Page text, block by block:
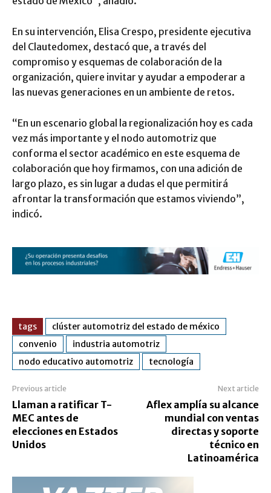
En su intervención, Elisa Crespo, presidente ejecutiva
del Clautedomex, destacó que, a través del
compromiso y esquemas de colaboración de la
organización, quiere invitar y ayudar a empoderar a
las nuevas generaciones en un ambiente de retos.
“En un escenario global la regionalización hoy es cada
vez más importante y el nodo automotriz que
conforma el sector académico en este esquema de
colaboración que hoy firmamos, con una adición de
largo plazo, es sin lugar a dudas el que permitirá
afrontar la transformación que estamos viviendo”,
indicó.
tags
clúster automotriz del estado de méxico
convenio
industria automotriz
nodo educativo automotriz
tecnología
Previous article
Llaman a ratificar T-
MEC antes de
elecciones en Estados
Unidos
Next article
Aflex amplía su alcance
mundial con ventas
directas y soporte
técnico en
Latinoamérica